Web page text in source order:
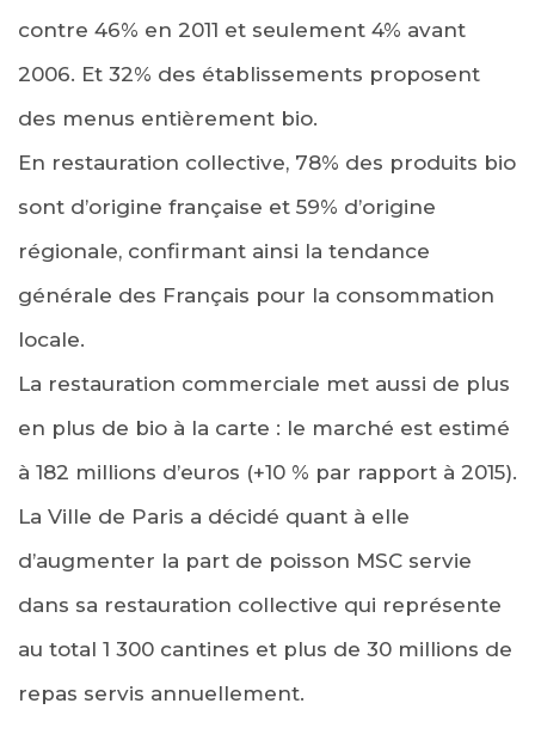
contre 46% en 2011 et seulement 4% avant
2006. Et 32% des établissements proposent
des menus entièrement bio.
En restauration collective, 78% des produits bio
sont d’origine française et 59% d’origine
régionale, confirmant ainsi la tendance
générale des Français pour la consommation
locale.
La restauration commerciale met aussi de plus
en plus de bio à la carte : le marché est estimé
à 182 millions d’euros (+10 % par rapport à 2015).
La Ville de Paris a décidé quant à elle
d’augmenter la part de poisson MSC servie
dans sa restauration collective qui représente
au total 1 300 cantines et plus de 30 millions de
repas servis annuellement.